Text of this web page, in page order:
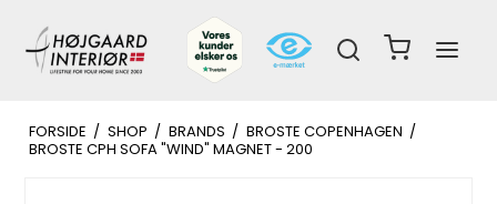
FORSIDE / SHOP / BRANDS / BROSTE COPENHAGEN /
BROSTE CPH SOFA "WIND" MAGNET - 200